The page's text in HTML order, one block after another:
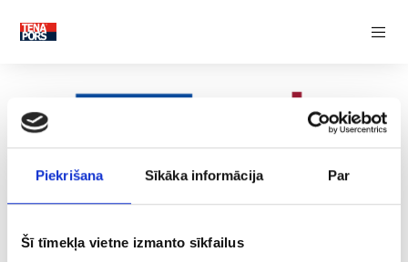
Piekrišana Sīkāka informācija Par
Šī tīmekļa vietne izmanto sīkfailus
Pamatu siltumizolācija
Grīdas siltumizolācija
Siltinātie pārseguma veidņi